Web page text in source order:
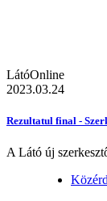
LátóOnline
2023.03.24
Rezultatul final -
A Látó új